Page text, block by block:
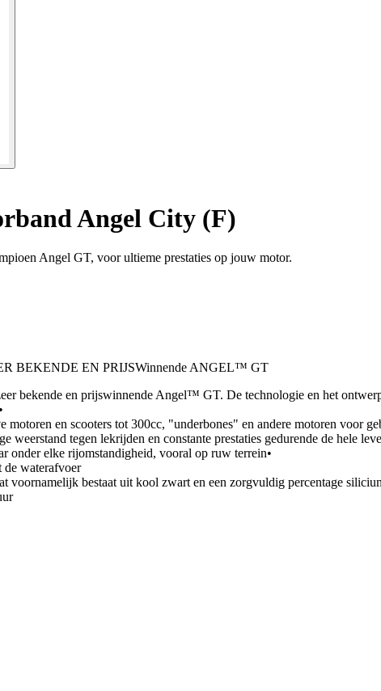
Angel City (F)
Angel GT, voor ultieme prestaties op jouw motor.
BEKENDE EN PRIJSWinnende ANGEL™ GT
bekende en prijswinnende Angel™ GT. De technologie en het
motoren en scooters tot 300cc, "underbones" en andere motoren voor
weerstand tegen lekrijden en constante prestaties gedurende de hele
elke rijomstandigheid, vooral op ruw terrein•
de waterafvoer
bestaat uit kool zwart en een zorgvuldig percentage